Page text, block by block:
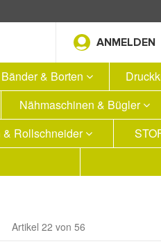
ANMELDEN
Bänder & Borten
Nähmaschinen & Bügler
& Rollschneider
Artikel 22 von 56